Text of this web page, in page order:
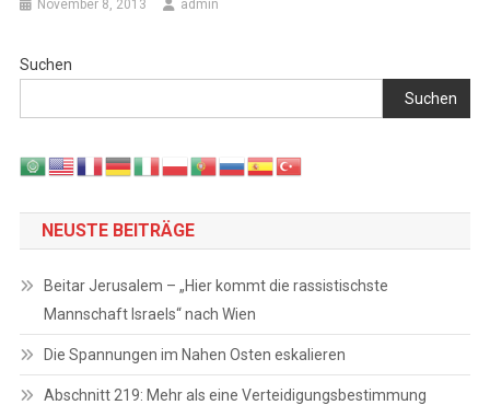
November 8, 2013 admin
Suchen
Suchen
NEUSTE BEITRÄGE
Beitar Jerusalem – „Hier kommt die rassistischste
Mannschaft Israels“ nach Wien
Die Spannungen im Nahen Osten eskalieren
Abschnitt 219: Mehr als eine Verteidigungsbestimmung